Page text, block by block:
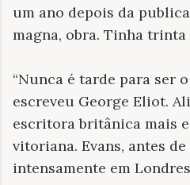
um ano depois da
magna, obra. Tinha trinta
“Nunca é tarde para ser
escreveu George Eliot.
escritora britânica mais
vitoriana. Evans, antes
intensamente em